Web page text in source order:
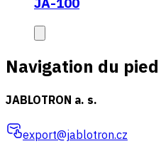
Navigation du
JABLOTRON a. s.
export@jablotron.cz